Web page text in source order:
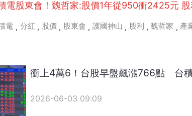
電股東會！魏哲家:股價1年從950衝2425元
電 , 分紅 , 股價 , 股東會 , 護國神山 , 股利 , 魏哲家 , 產
衝上4萬6！台股早盤飆漲766點 台
2026-06-03 09:09